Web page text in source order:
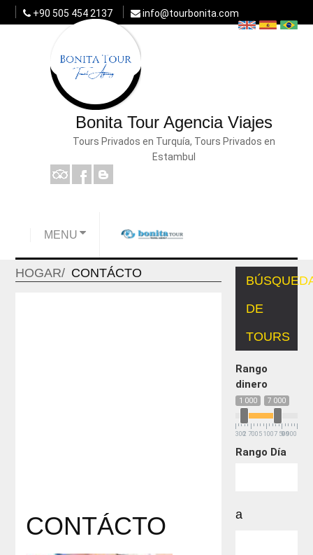
+90 505 454 2137 info@tourbonita.com
Bonita Tour Agencia Viajes
Tours Privados en Turquía, Tours Privados en
Estambul
MENU
HOGAR CONTÁCTO
CONTÁCTO
DE
TOURS
Rango
dinero
1 000 7 000
3002 700 5 100 7 5009 900
Rango Día
a